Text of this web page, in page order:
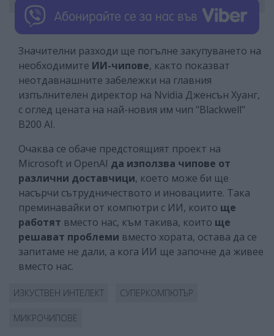
Значителни разходи ще погълне закупуването на
необходимите ИИ-чипове, както показват
неотдавнашните забележки на главния
изпълнителен директор на Nvidia Дженсън Хуанг,
с оглед цената на най-новия им чип "Blackwell"
B200 AI.
Очаква се обаче предстоящият проект на
Microsoft и OpenAI да използва чипове от
различни доставчици, което може би ще
насърчи сътрудничеството и иновациите. Така
преминавайки от компютри с ИИ, които ще
работят вместо нас, към такива, които ще
решават проблеми вместо хората, остава да се
запитаме не дали, а кога ИИ ще започне да живее
вместо нас.
ИЗКУСТВЕН ИНТЕЛЕКТ СУПЕРКОМПЮТЪР
МИКРОЧИПОВЕ